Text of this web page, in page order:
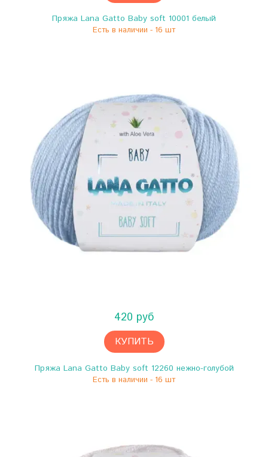
Пряжа Lana Gatto Baby soft 10001 белый
Есть в наличии - 16 шт
420 руб
КУПИТЬ
Пряжа Lana Gatto Baby soft 12260 нежно-голубой
Есть в наличии - 16 шт